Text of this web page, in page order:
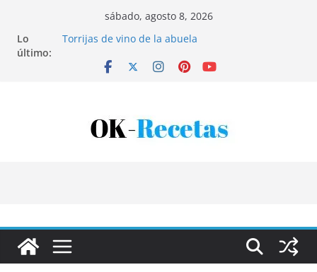
contenido
sábado, agosto 8, 2026
Lo
último:
Torrijas de vino de la abuela
Bandeja de pescaíto frito